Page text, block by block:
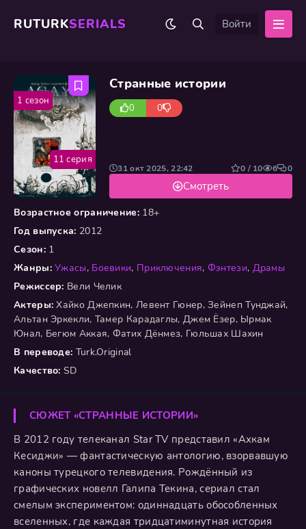
RUTURKSERIALS Войти
Странные истории
0 0
Возрастное ограничение:18+
Год выпуска: 2012
Сезон:1
Жанры: Ужасы, Боевики, Приключения, Фэнтези, Драмы
Режиссер: Вели Челик
Актеры: Хайко Джепкин, Левент Гюнер, Зейнеп Тунджай,
Альтан Эркекли, Тамер Карадаглы, Джем Ёзер, Ырмак
Юнал, Бегюм Аккая, Фатих Дёнмез, Гюльшах Шахин
В переводе: Turk.Original
Качество: SD
Смотреть
31 окт 2025, 22:42 0 / 10 6 0
11 серия
1 сезон
СЮЖЕТ «СТРАННЫЕ ИСТОРИИ»
В 2012 году телеканал Star TV представил «Ахкам
Кесиджи» — фантастическую антологию, взорвавшую
каноны турецкого телевидения. Рождённый из
графических новелл Галипа Текина, сериал стал
смелым экспериментом: одиннадцать обособленных
вселенных, где каждая тридцатиминутная история